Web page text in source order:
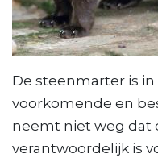
De steenmarter is in
voorkomende en
neemt niet weg dat
verantwoordelijk is